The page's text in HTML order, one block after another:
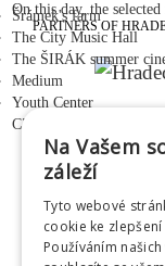
Šrámek's farm
The City Music Hall
The ŠIRÁK summer
Medium
Youth Center
CZ
On this day, the
PARTNERS OF
Na Vašem
záleží
Tyto webové
cookie ke
Používáním